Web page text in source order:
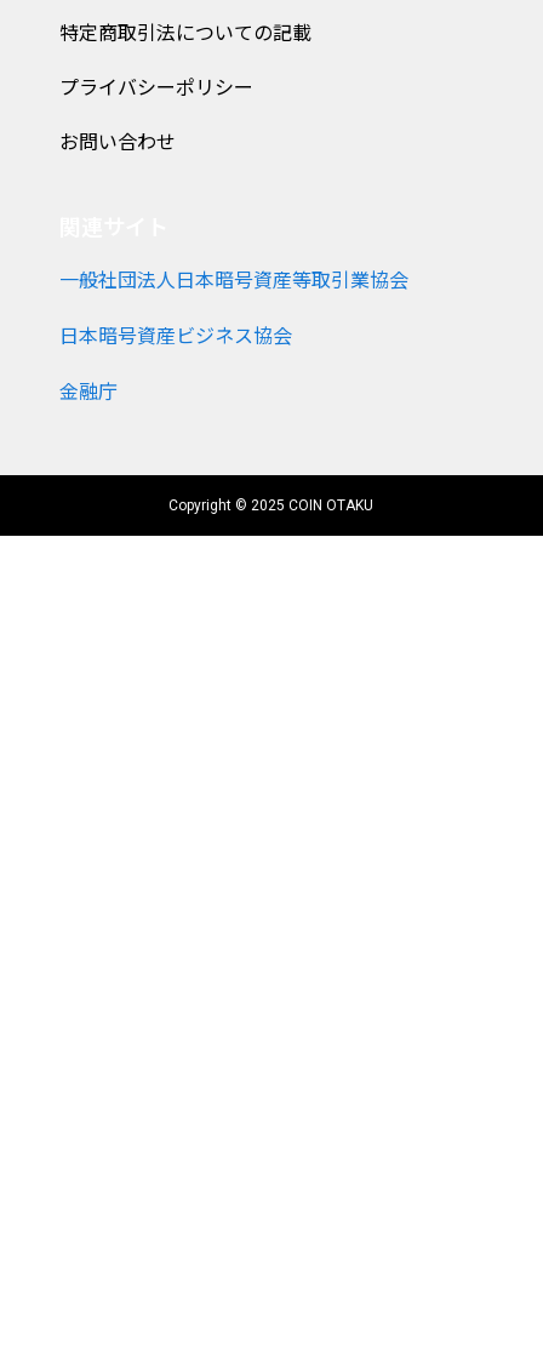
特定商取引法についての記載
プライバシーポリシー
お問い合わせ
一般社団法人日本暗号資産等取引業協会
日本暗号資産ビジネス協会
金融庁
Copyright © 2025 COIN OTAKU